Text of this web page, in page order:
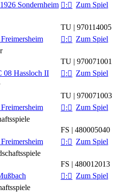
Sondernheim : Zum Spiel
TU | 970114005
: Zum Spiel
TU | 970071001
08 Hassloch II : Zum Spiel
TU | 970071003
: Zum Spiel
FS | 480005040
: Zum Spiel
FS | 480012013
: Zum Spiel